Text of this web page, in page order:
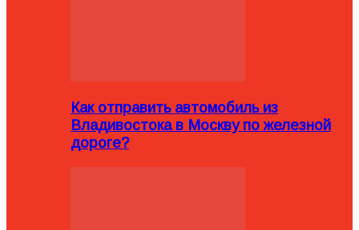
Как отправить автомобиль из
Владивостока в Москву по железной
дороге?